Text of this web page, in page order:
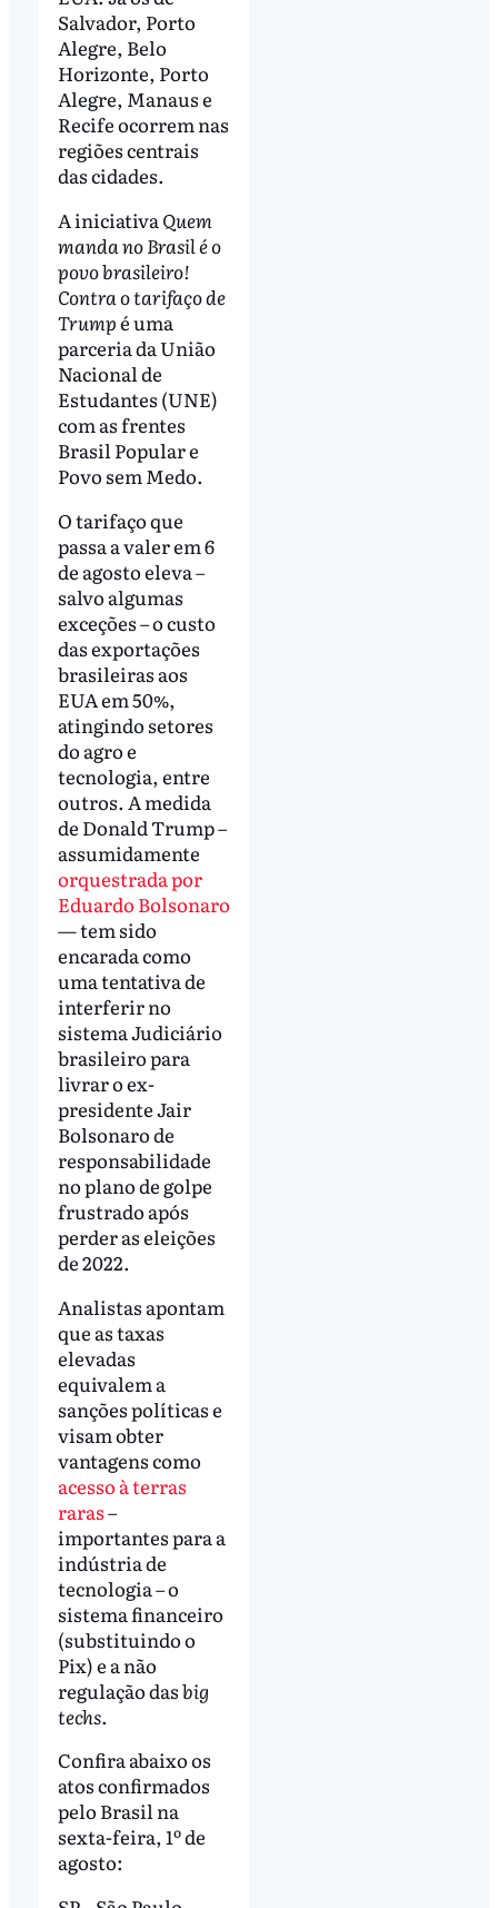
Salvador, Porto
Alegre, Belo
Horizonte, Porto
Alegre, Manaus e
Recife ocorrem nas
regiões centrais
das cidades.
A iniciativa Quem
manda no Brasil é o
povo brasileiro!
Contra o tarifaço de
Trumpé uma
parceria da União
Nacional de
Estudantes (UNE)
com as frentes
Brasil Popular e
Povo sem Medo.
O tarifaço que
passa a valer em 6
de agosto eleva –
salvo algumas
exceções – o custo
das exportações
brasileiras aos
EUA em 50%,
atingindo setores
do agro e
tecnologia, entre
outros. A medida
de Donald Trump –
assumidamente
orquestrada por
Eduardo Bolsonaro
— tem sido
encarada como
uma tentativa de
interferir no
sistema Judiciário
brasileiro para
livrar o ex-
presidente Jair
Bolsonaro de
responsabilidade
no plano de golpe
frustrado após
perder as eleições
de 2022.
Analistas apontam
que as taxas
elevadas
equivalem a
sanções políticas e
visam obter
vantagens como
acesso à terras
raras–
importantes para a
indústria de
tecnologia – o
sistema financeiro
(substituindo o
Pix) e a não
regulação dasbig
techs.
Confira abaixo os
atos confirmados
pelo Brasil na
sexta-feira, 1º de
agosto: